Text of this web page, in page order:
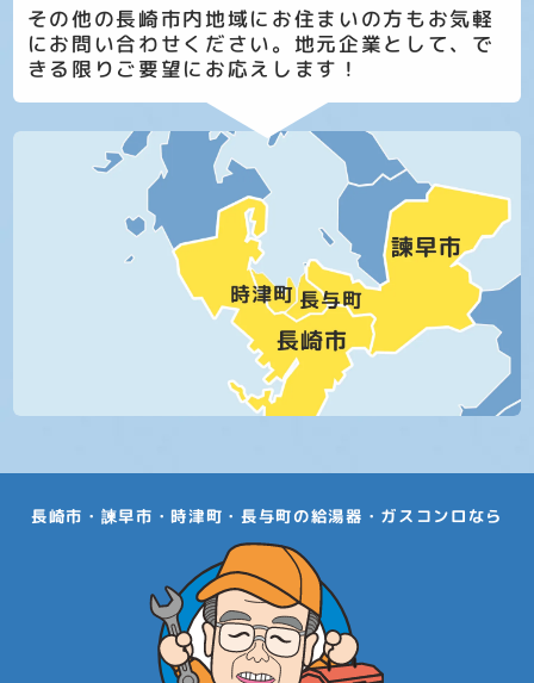
その他の長崎市内地域にお住まいの方もお気軽
にお問い合わせください。地元企業として、で
きる限りご要望にお応えします！
長崎市・諫早市・時津町・長与町の給湯器・ガスコンロなら